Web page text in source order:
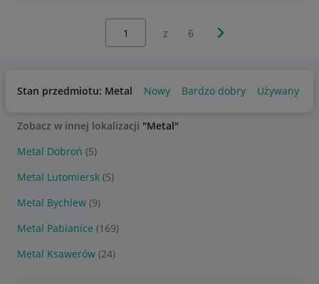
z 6 Następna strona
Stan przedmiotu: Metal Nowy Bardzo dobry Używany
Zobacz w innej lokalizacji "Metal"
Metal Dobroń (5)
Metal Lutomiersk (5)
Metal Bychlew (9)
Metal Pabianice (169)
Metal Ksawerów (24)